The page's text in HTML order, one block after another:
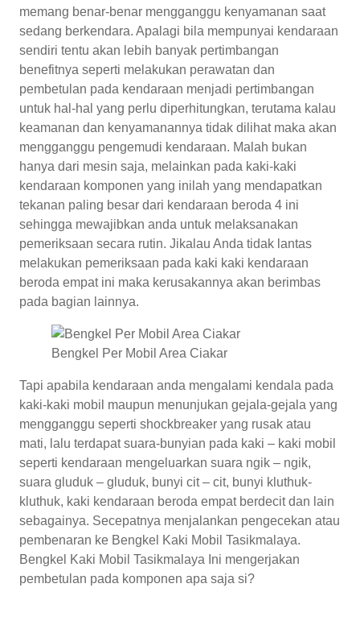
memang benar-benar mengganggu kenyamanan saat
sedang berkendara. Apalagi bila mempunyai kendaraan
sendiri tentu akan lebih banyak pertimbangan
benefitnya seperti melakukan perawatan dan
pembetulan pada kendaraan menjadi pertimbangan
untuk hal-hal yang perlu diperhitungkan, terutama kalau
keamanan dan kenyamanannya tidak dilihat maka akan
mengganggu pengemudi kendaraan. Malah bukan
hanya dari mesin saja, melainkan pada kaki-kaki
kendaraan komponen yang inilah yang mendapatkan
tekanan paling besar dari kendaraan beroda 4 ini
sehingga mewajibkan anda untuk melaksanakan
pemeriksaan secara rutin. Jikalau Anda tidak lantas
melakukan pemeriksaan pada kaki kaki kendaraan
beroda empat ini maka kerusakannya akan berimbas
pada bagian lainnya.
Bengkel Per Mobil Area Ciakar
Tapi apabila kendaraan anda mengalami kendala pada
kaki-kaki mobil maupun menunjukan gejala-gejala yang
mengganggu seperti shockbreaker yang rusak atau
mati, lalu terdapat suara-bunyian pada kaki – kaki mobil
seperti kendaraan mengeluarkan suara ngik – ngik,
suara gluduk – gluduk, bunyi cit – cit, bunyi kluthuk-
kluthuk, kaki kendaraan beroda empat berdecit dan lain
sebagainya. Secepatnya menjalankan pengecekan atau
pembenaran ke Bengkel Kaki Mobil Tasikmalaya.
Bengkel Kaki Mobil Tasikmalaya Ini mengerjakan
pembetulan pada komponen apa saja si?